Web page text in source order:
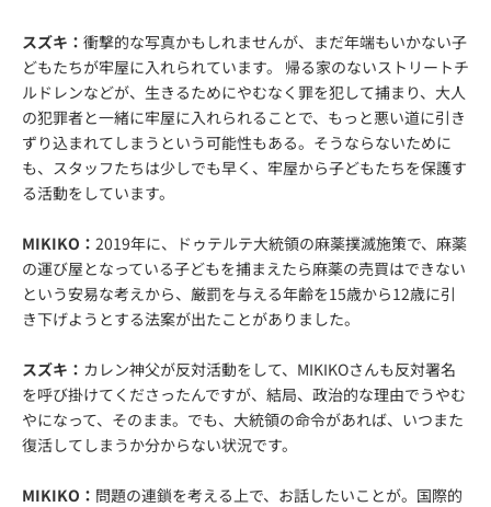
スズキ： 衝撃的な写真かもしれませんが、まだ年端もいかない子
どもたちが牢屋に入れられています。 帰る家のないストリートチ
ルドレンなどが、生きるためにやむなく罪を犯して捕まり、大人
の犯罪者と一緒に牢屋に入れられることで、もっと悪い道に引き
ずり込まれてしまうという可能性もある。そうならないために
も、スタッフたちは少しでも早く、牢屋から子どもたちを保護す
る活動をしています。
MIKIKO： 2019年に、ドゥテルテ大統領の麻薬撲滅施策で、麻薬
の運び屋となっている子どもを捕まえたら麻薬の売買はできない
という安易な考えから、厳罰を与える年齢を15歳から12歳に引
き下げようとする法案が出たことがありました。
スズキ： カレン神父が反対活動をして、MIKIKOさんも反対署名
を呼び掛けてくださったんですが、結局、政治的な理由でうやむ
やになって、そのまま。でも、大統領の命令があれば、いつまた
復活してしまうか分からない状況です。
MIKIKO： 問題の連鎖を考える上で、お話したいことが。国際的